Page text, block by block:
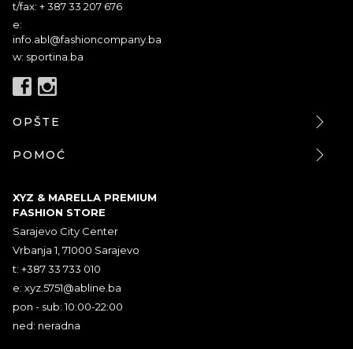
t/fax: + 387 33 207 676
e:
info.abl@fashioncompany.ba
w: sportina.ba
OPŠTE
POMOĆ
XYZ & MARELLA PREMIUM
FASHION STORE
Sarajevo City Center
Vrbanja 1, 71000 Sarajevo
t: +387 33 733 010
e: xyz.5751@abline.ba
pon - sub: 10:00-22:00
ned: neradna